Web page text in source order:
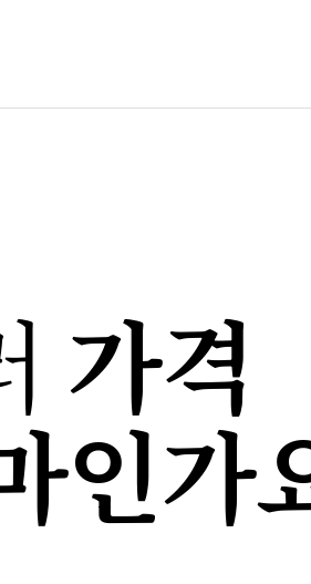
가격
인가